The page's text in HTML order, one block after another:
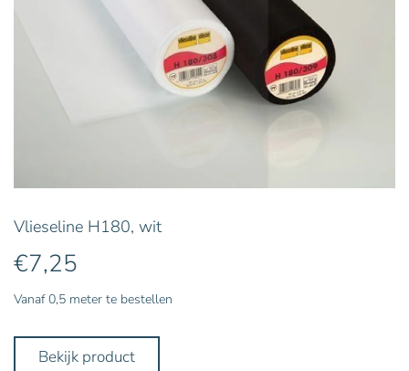
Vlieseline H180, wit
€7,25
Vanaf 0,5 meter te bestellen
Bekijk product